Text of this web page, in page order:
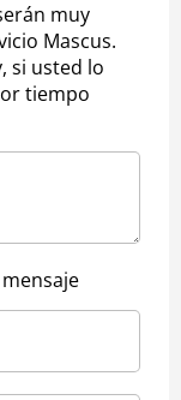
muy
Mascus.
si usted lo
tiempo